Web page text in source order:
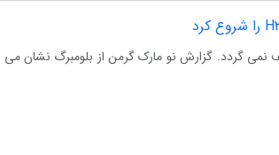
نمی گردد. گزارش نو مارک گرمن از بلومبرگ نشان می